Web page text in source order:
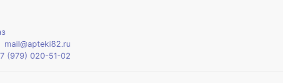
mail@apteki82.ru
(979) 020-51-02